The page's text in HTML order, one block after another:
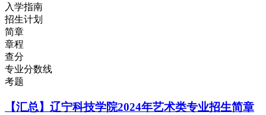
入学指南
招生计划
简章
章程
查分
专业分数线
考题
【汇总】辽宁科技学院2024年艺术类专业招生简章